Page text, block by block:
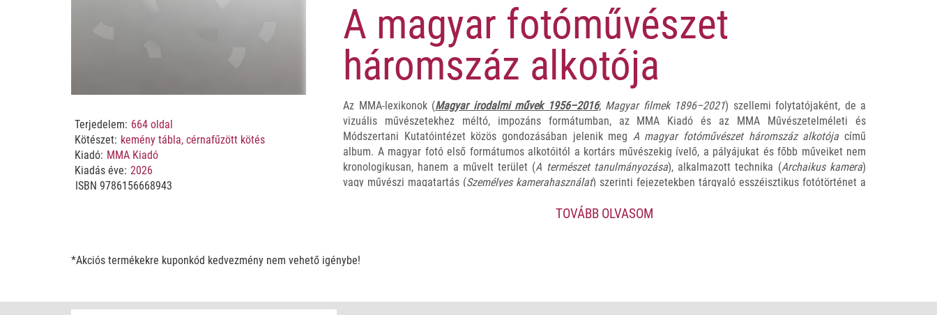
Terjedelem: 664oldal
Kötészet: kemény tábla, cérnafűzött kötés
Kiadó: MMA Kiadó
Kiadás éve: 2026
ISBN 9786156668943
A magyar fotóművészet
háromszáz alkotója
Az MMA-lexikonok (Magyar irodalmi művek 1956–2016; Magyar filmek 1896–2021) szellemi folytatójaként, de a
vizuális művészetekhez méltó, impozáns formátumban, az MMA Kiadó és az MMA Művészetelméleti és
Módszertani Kutatóintézet közös gondozásában jelenik meg A magyar fotóművészet háromszáz alkotója című
album. A magyar fotó első formátumos alkotóitól a kortárs művészekig ívelő, a pályájukat és főbb műveiket nem
kronologikusan, hanem a művelt terület (A természet tanulmányozása), alkalmazott technika (Archaikus kamera)
vagy művészi magatartás (Személyes kamerahasználat) szerinti fejezetekben tárgyaló esszéisztikus fotótörténet a
fotóművészet múltját és jelenét az érdeklődőkhöz. Feltesz és megválaszol olyan kérdéseket is, mint hogy mitől
háromszáz alkotója
munkája –, amelynek lapozgatásában öröm elmerülni.
TOVÁBB OLVASOM
*Akciós termékekre kuponkód kedvezmény nem vehető igénybe!